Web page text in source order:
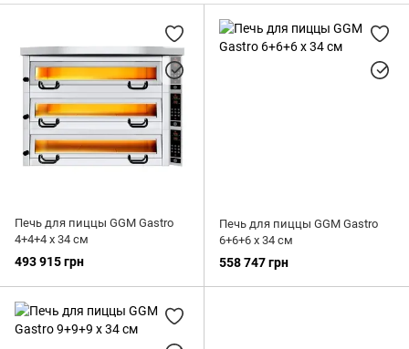
Печь для пиццы GGM Gastro
4+4+4 х 34 см
493 915 грн
Печь для пиццы GGM Gastro
6+6+6 х 34 см
558 747 грн